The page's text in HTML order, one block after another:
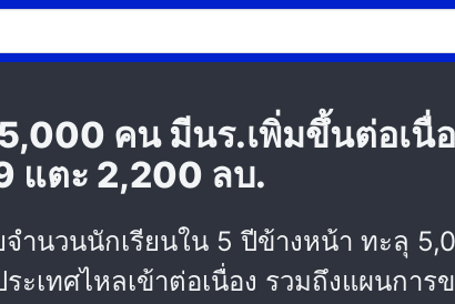
คน มีนร.เพิ่มขึ้นต่อเนื่
แตะ 2,200 ลบ.
จำนวนนักเรียนใน 5 ปีข้างหน้า ทะลุ
เทศไหลเข้าต่อเนื่อง รวมถึงแผนการ